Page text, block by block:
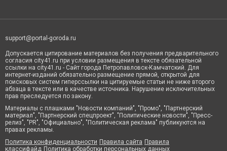
support@portal-goroda.ru
Допускается цитирование материалов без получения предварительного
согласия city41.ru при условии размещения в тексте обязательной
ссылки на city41.ru - Сайт города Петропавловск-Камчатский. Для
интернет-изданий обязательно размещение прямой, открытой для
поисковых систем гиперссылки на цитируемые статьи не ниже второго
абзаца в тексте или в качестве источника. Нарушение исключительных
прав преследуется по закону.
Материалы с плашками "Новости компаний", "Промо", "Партнерский
материал", "Партнерский спецпроект", "Политические новости", "Пресс-
релиз", "PR", "Официально", "Политическая реклама" публикуются на
правах рекламы.
Политика конфиденциальности Правила сайта Правила
классифайд Политика обработки персональных данных